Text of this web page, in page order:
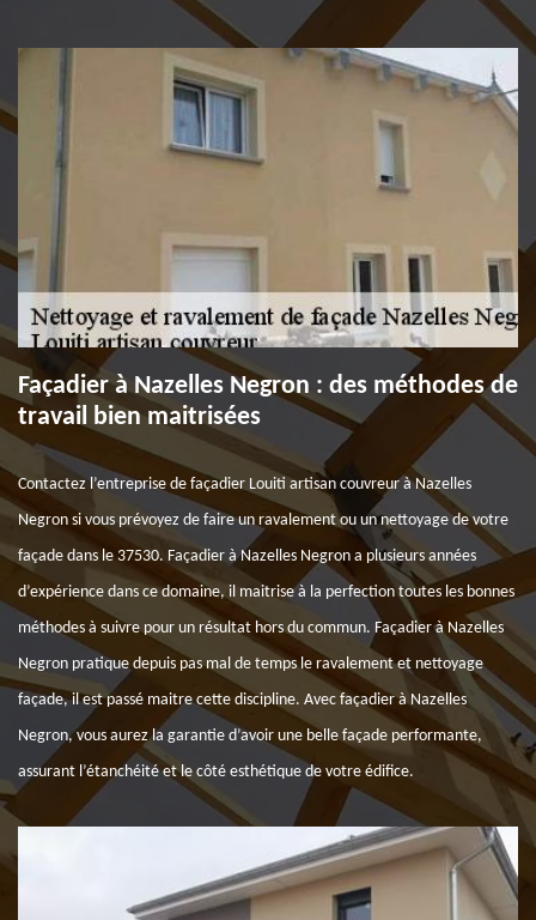
Façadier à Nazelles Negron : des méthodes de
travail bien maitrisées
Contactez l’entreprise de façadier Louiti artisan couvreur à Nazelles
Negron si vous prévoyez de faire un ravalement ou un nettoyage de votre
façade dans le 37530. Façadier à Nazelles Negron a plusieurs années
d’expérience dans ce domaine, il maitrise à la perfection toutes les bonnes
méthodes à suivre pour un résultat hors du commun. Façadier à Nazelles
Negron pratique depuis pas mal de temps le ravalement et nettoyage
façade, il est passé maitre cette discipline. Avec façadier à Nazelles
Negron, vous aurez la garantie d’avoir une belle façade performante,
assurant l’étanchéité et le côté esthétique de votre édifice.